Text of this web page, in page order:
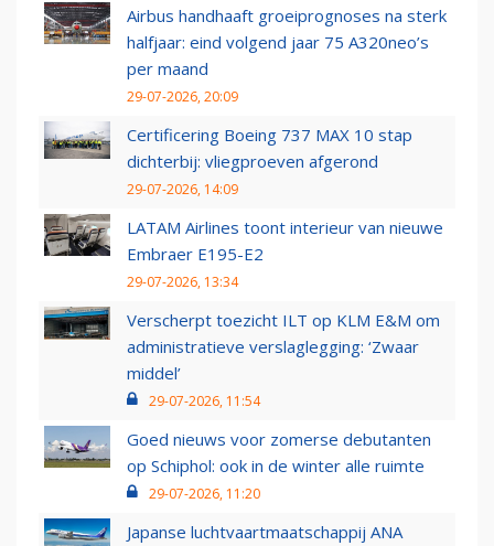
Airbus handhaaft groeiprognoses na sterk
halfjaar: eind volgend jaar 75 A320neo’s
per maand
29-07-2026, 20:09
Certificering Boeing 737 MAX 10 stap
dichterbij: vliegproeven afgerond
29-07-2026, 14:09
LATAM Airlines toont interieur van nieuwe
Embraer E195-E2
29-07-2026, 13:34
Verscherpt toezicht ILT op KLM E&M om
administratieve verslaglegging: ‘Zwaar
middel’
29-07-2026, 11:54
Goed nieuws voor zomerse debutanten
op Schiphol: ook in de winter alle ruimte
29-07-2026, 11:20
Japanse luchtvaartmaatschappij ANA